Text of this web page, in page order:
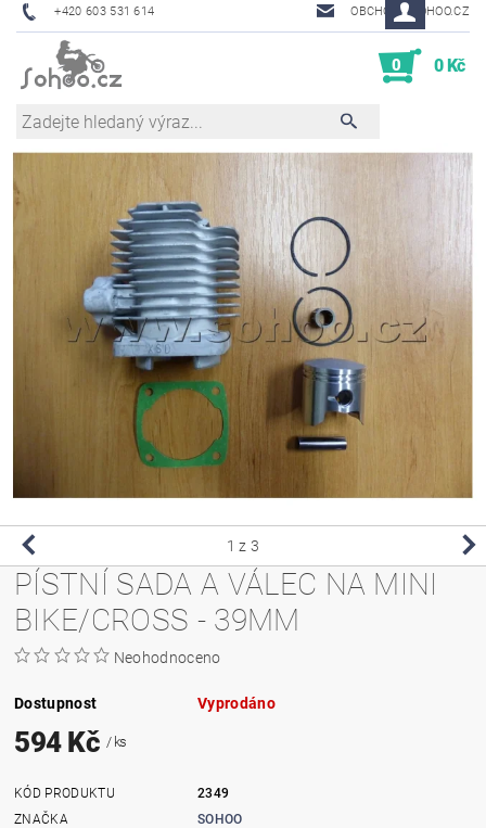
+420 603 531 614 OBCHOD@SOHOO.CZ
0 0 Kč
1 z 3
PÍSTNÍ SADA A VÁLEC NA MINI
BIKE/CROSS - 39MM
Neohodnoceno
Dostupnost Vyprodáno
594 Kč / ks
KÓD PRODUKTU
2349
ZNAČKA
SOHOO